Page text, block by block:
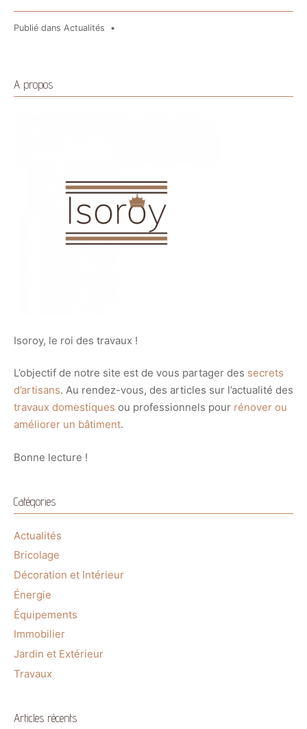
le parquet en
bois
Publié dans Actualités •
A propos
Isoroy, le roi des travaux !
L’objectif de notre site est de vous partager des secrets
d’artisans. Au rendez-vous, des articles sur l’actualité des
travaux domestiques ou professionnels pour rénover ou
améliorer un bâtiment.
Bonne lecture !
Catégories
Actualités
Bricolage
Décoration et Intérieur
Énergie
Équipements
Immobilier
Jardin et Extérieur
Travaux
Articles récents